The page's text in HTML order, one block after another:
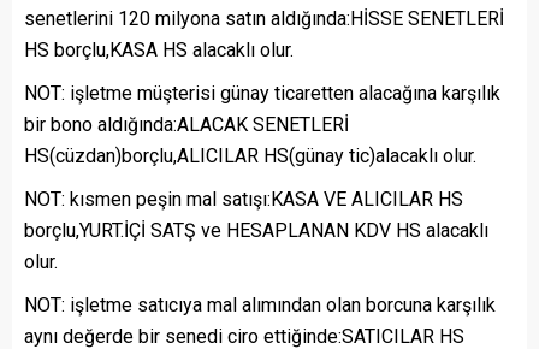
senetlerini 120 milyona satın aldığında:HİSSE SENETLERİ
HS borçlu,KASA HS alacaklı olur.
NOT: işletme müşterisi günay ticaretten alacağına karşılık
bir bono aldığında:ALACAK SENETLERİ
HS(cüzdan)borçlu,ALICILAR HS(günay tic)alacaklı olur.
NOT: kısmen peşin mal satışı:KASA VE ALICILAR HS
borçlu,YURT.İÇİ SATŞ ve HESAPLANAN KDV HS alacaklı
olur.
NOT: işletme satıcıya mal alımından olan borcuna karşılık
aynı değerde bir senedi ciro ettiğinde:SATICILAR HS